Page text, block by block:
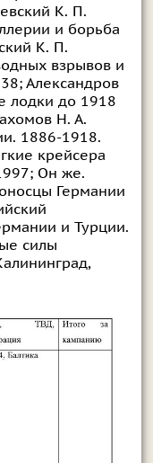
К. П.
и борьба
К. П.
взрывов и
Александров
лодки до 1918
Н. А.
1886-1918.
крейсера
Он же.
Германии
и Турции.
силы